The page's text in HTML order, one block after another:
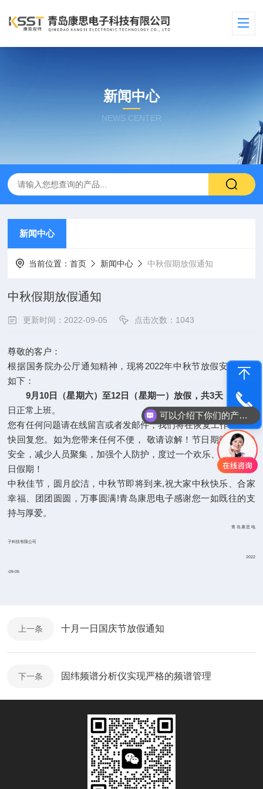
可以介绍下你们的产品么
新闻中心
NEWS CENTER
新闻中心
当前位置：首页 新闻中心 中秋假期放假通知
中秋假期放假通知
更新时间：2022-09-05 点击次数：1043
尊敬的客户：
根据国务院办公厅通知精神，现将2022年中秋节放假安排通知
如下：
9月10日（星期六）至12日（星期一）放假，共3天 ，9月13
日正常上班。
您有任何问题请在线留言或者发邮件，我们将在恢复工作日内尽
快回复您。如为您带来任何不便， 敬请谅解！节日期间请注意
安全，减少人员聚集，加强个人防护，度过一个欢乐、祥和的节
日假期！
中秋佳节，圆月皎洁，中秋节即将到来,祝大家中秋快乐、合家
幸福、团团圆圆，万事圆满!青岛康思电子感谢您一如既往的支
持与厚爱。
青岛康思电
子科技有限公司
2022
-09-05
上一条 十月一日国庆节放假通知
下一条 固纬频谱分析仪实现严格的频谱管理
电话咨询